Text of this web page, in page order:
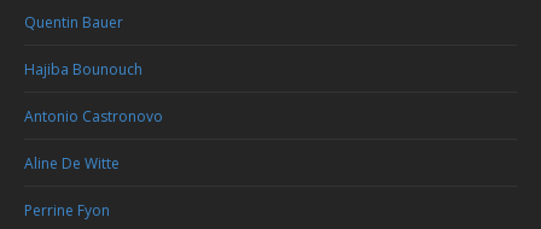
Quentin Bauer
Hajiba Bounouch
Antonio Castronovo
Aline De Witte
Perrine Fyon